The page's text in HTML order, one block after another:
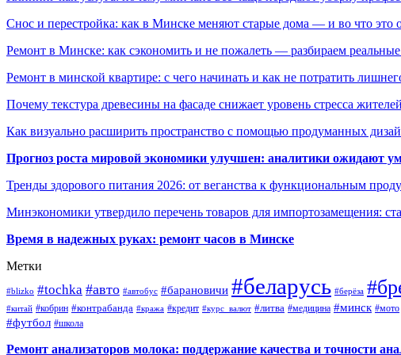
Снос и перестройка: как в Минске меняют старые дома — и во что это
Ремонт в Минске: как сэкономить и не пожалеть — разбираем
Ремонт в минской квартире: с чего начинать и как не потратить
Почему текстура древесины на фасаде снижает уровень стресса жителей
Как визуально расширить пространство с помощью продуманных
Прогноз роста мировой экономики улучшен: аналитики ожидают
Тренды здорового питания 2026: от веганства к функциональным
Минэкономики утвердило перечень товаров для импортозамещения:
Время в надежных руках: ремонт часов в Минске
Метки
#blizko #tochka #авто #автобус #барановичи #беларусь #берёза
#китай #кобрин #контрабанда #кража #кредит #курс_валют #литва #медицина #минск #мото
#футбол #школа
Ремонт анализаторов молока: поддержание качества и точности